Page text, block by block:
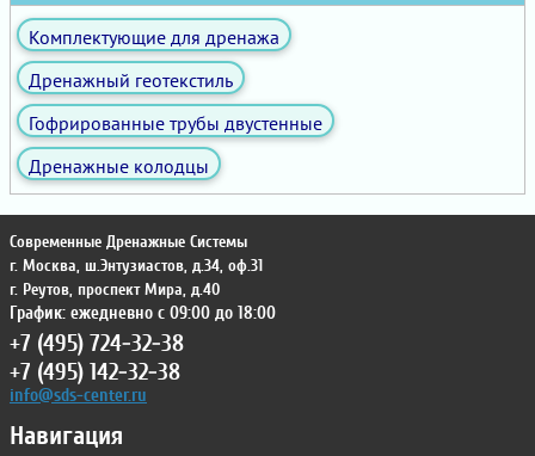
Комплектующие для дренажа
Дренажный геотекстиль
Гофрированные трубы двустенные
Дренажные колодцы
Навигация
Современные Дренажные Системы
г. Москва, ш.Энтузиастов, д.34, оф.31
г. Реутов, проспект Мира, д.40
График: ежедневно с 09:00 до 18:00
+7 (495) 724-32-38
+7 (495) 142-32-38
info@sds-center.ru